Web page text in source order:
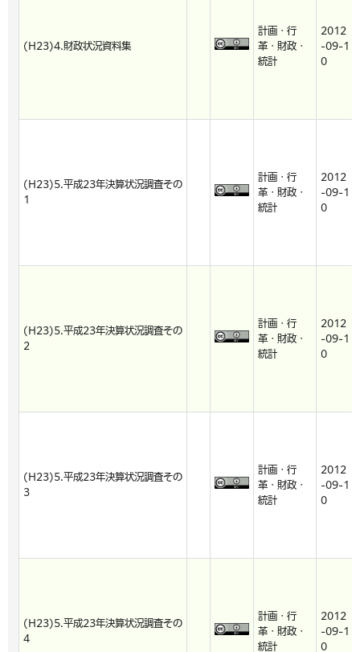
(H23)4.財政状況資料集
計画・行
革・財政・
統計
2012
-09-1
0
(H23)5.平成23年決算状況調査その
1
計画・行
革・財政・
統計
2012
-09-1
0
(H23)5.平成23年決算状況調査その
2
計画・行
革・財政・
統計
2012
-09-1
0
(H23)5.平成23年決算状況調査その
3
計画・行
革・財政・
統計
2012
-09-1
0
(H23)5.平成23年決算状況調査その
4
計画・行
革・財政・
統計
2012
-09-1
0